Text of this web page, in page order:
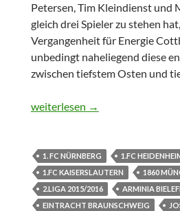
Petersen, Tim Kleindienst und
gleich drei Spieler zu stehen
Vergangenheit für Energie
unbedingt naheliegend diese
zwischen tiefstem Osten und
Was von Spieltag 1 bleibt
weiterlesen →
1. FC NÜRNBERG
1.FC
1.FC KAISERSLAUTERN
1860
2.LIGA 2015/2016
ARMINIA
EINTRACHT BRAUNSCHWEIG